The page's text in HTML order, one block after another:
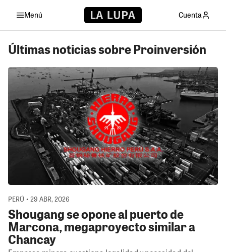
Menú Cuenta
Últimas noticias sobre Proinversión
PERÚ • 29 ABR, 2026
Shougang se opone al puerto de
Marcona, megaproyecto similar a
Chancay